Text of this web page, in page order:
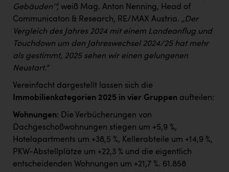
Gebäuden‘“, weiß Mag. Anton Nenning, Head of
Communicaton & Research, RE/MAX Austria. „Der
Vergleich des Jahres 2024 mit einem Landeanflug und
Touchdown um den Jahreswechsel 2024/25 hat mehr
als gestimmt, 2025 sehen wir einen gelungenen
Neustart.“
Vereinfacht dargestellt lassen sich die
Immobilienkategorien 2025 in vier Gruppen aufteilen:
Wohnungen: Die Verbücherungen von
Dachgeschoßwohnungen stiegen um +5,9 %,
Hotelapartments um +38,5 %, Kellerabteile um +14,9 %,
PKW-Abstellplätze um +22,3 % und die eigentlich
entscheidenden Wohnungen um +21,7 %. 61.858